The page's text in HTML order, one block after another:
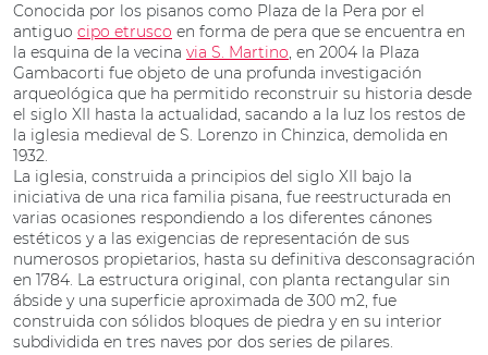
Conocida por los pisanos como Plaza de la Pera por el
antiguo cipo etrusco en forma de pera que se encuentra en
la esquina de la vecina via S. Martino, en 2004 la Plaza
Gambacorti fue objeto de una profunda investigación
arqueológica que ha permitido reconstruir su historia desde
el siglo XII hasta la actualidad, sacando a la luz los restos de
la iglesia medieval de S. Lorenzo in Chinzica, demolida en
1932.
La iglesia, construida a principios del siglo XII bajo la
iniciativa de una rica familia pisana, fue reestructurada en
varias ocasiones respondiendo a los diferentes cánones
estéticos y a las exigencias de representación de sus
numerosos propietarios, hasta su definitiva desconsagración
en 1784. La estructura original, con planta rectangular sin
ábside y una superficie aproximada de 300 m2, fue
construida con sólidos bloques de piedra y en su interior
subdividida en tres naves por dos series de pilares.